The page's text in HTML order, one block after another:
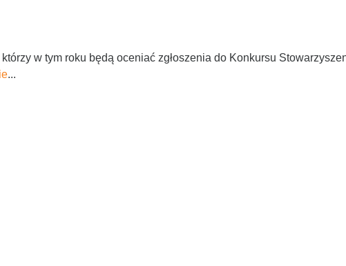
w tym roku będą oceniać zgłoszenia do Konkursu
...